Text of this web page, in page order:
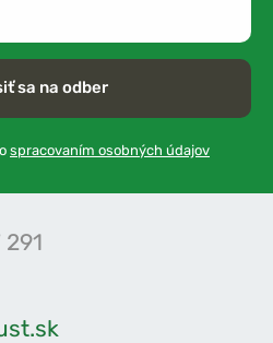
sa na odber
spracovaním osobných údajov